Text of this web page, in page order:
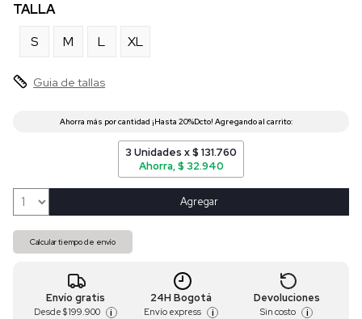
TALLA
S
M L XL
Guia de tallas
3 Unidades x $ 131.760
Ahorra, $ 32.940
Agregar
Calcular tiempo de envío
Envío gratis
Desde $ 199.900 i
24H Bogotá
Envío express i
Devoluciones
Sin costo i